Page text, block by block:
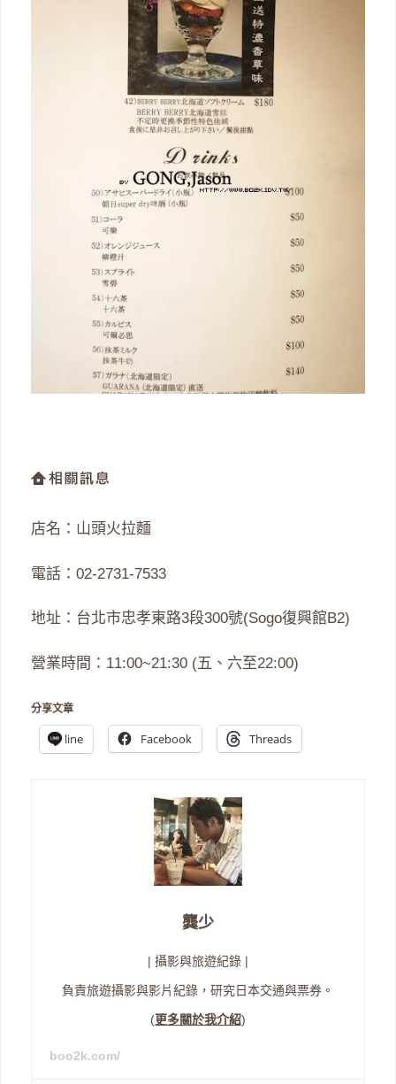
店名：山頭火拉麵
電話：02-2731-7533
地址：台北市忠孝東路3段300號(Sogo復興館B2)
營業時間：11:00~21:30 (五、六至22:00)
分享文章
line Facebook Threads
龔少
| 攝影與旅遊紀錄 |
負責旅遊攝影與影片紀錄，研究日本交通與票券。
(更多關於我介紹)
boo2k.com/